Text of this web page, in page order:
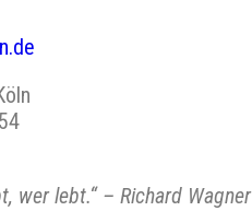
wer lebt.“ – Richard Wagner